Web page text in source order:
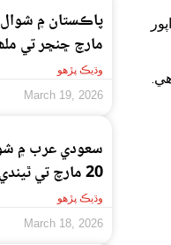
مارچ ڇنڇر تي
وڌيڪ پڙهو
March 19, 2026
سعودي عرب ۾
20 مارچ تي ٿيندي
وڌيڪ پڙهو
March 18, 2026